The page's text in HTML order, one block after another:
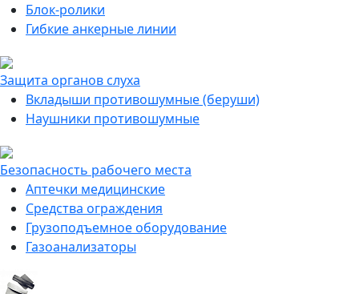
Блок-ролики
Гибкие анкерные линии
Защита органов слуха
Вкладыши противошумные (беруши)
Наушники противошумные
Безопасность рабочего места
Аптечки медицинские
Средства ограждения
Грузоподъемное оборудование
Газоанализаторы